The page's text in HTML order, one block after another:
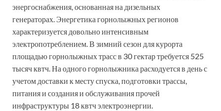
энергоснабжения, основанная на дизельных
генераторах. Энергетика горнолыжных регионов
характеризуется довольно интенсивным
электропотреблением. В зимний сезон для курорта
площадью горнолыжных трасс в 30 гектар требуется 525
тысяч квтч. На одного горнолыжника расходуется в день с
учетом доставки к месту спуска, подготовки трассы,
питания и создания и обслуживания прочей
инфраструктуры 18 квтч электроэнергии.